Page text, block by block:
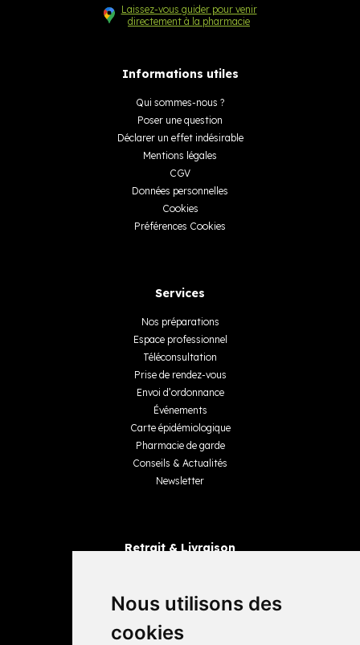
Nous utilisons des
cookies
Laissez-vous guider pour venir
directement à la pharmacie
Informations utiles
Qui sommes-nous ?
Poser une question
Déclarer un effet indésirable
Mentions légales
CGV
Données personnelles
Cookies
Préférences Cookies
Services
Nos préparations
Espace professionnel
Téléconsultation
Prise de rendez-vous
Envoi d’ordonnance
Événements
Carte épidémiologique
Pharmacie de garde
Conseils & Actualités
Newsletter
Retrait & Livraison
Livraisons